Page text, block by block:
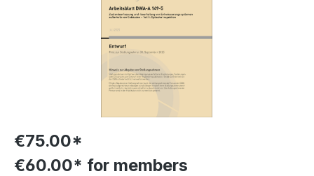
€75.00*
€60.00* for members